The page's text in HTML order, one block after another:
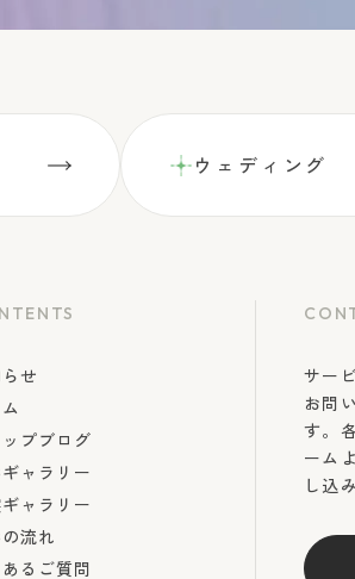
ウェディング
せ
ップブログ
ャラリー
ャラリー
流れ
あるご質問
サー
お問
す。
ーム
し込